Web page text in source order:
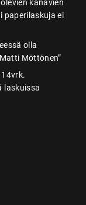
kanavien
paperilaskuja ei
olla
Möttönen”
laskuissa